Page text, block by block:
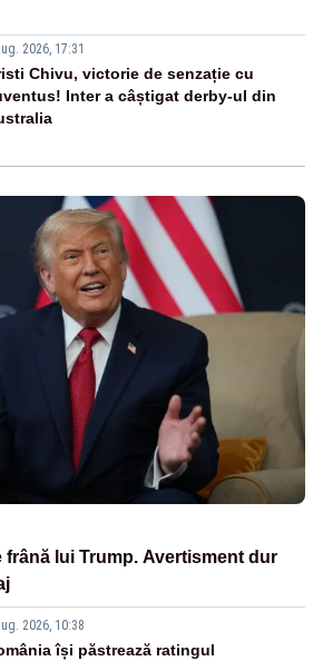
2026, 17:31
Chivu, victorie de senzație cu
Inter a câștigat derby-ul din
frână lui Trump. Avertisment dur
2026, 10:38
își păstrează ratingul